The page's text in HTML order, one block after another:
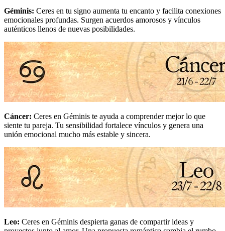
Géminis: Ceres en tu signo aumenta tu encanto y facilita conexiones
emocionales profundas. Surgen acuerdos amorosos y vínculos
auténticos llenos de nuevas posibilidades.
Cáncer: Ceres en Géminis te ayuda a comprender mejor lo que
siente tu pareja. Tu sensibilidad fortalece vínculos y genera una
unión emocional mucho más estable y sincera.
Leo: Ceres en Géminis despierta ganas de compartir ideas y